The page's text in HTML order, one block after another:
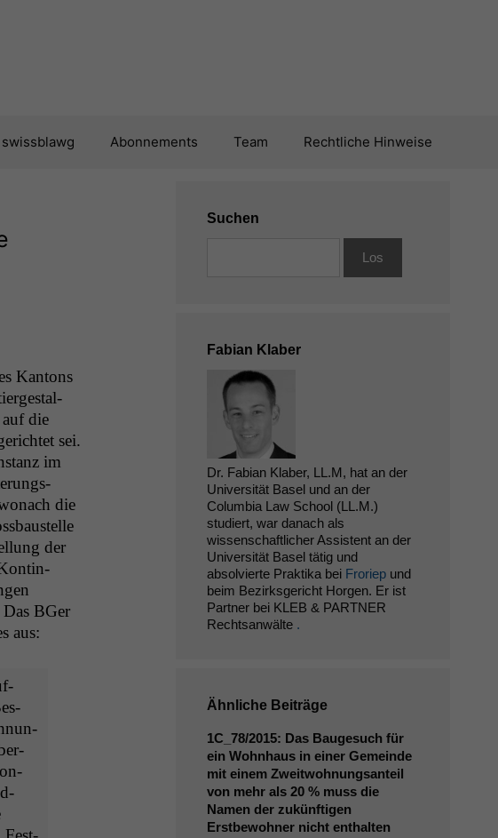
Abonnements Team Rechtliche Hinweise
Kan­tons
die
sei.
im
die
der
Kontin­
BGer
aus:
Suchen
Fabian Klaber
Dr. Fabian Klaber, LL.M, hat an der
Universität Basel und an der
Columbia Law School (LL.M.)
studiert, war danach als
wissenschaftlicher Assistent an der
Universität Basel tätig und
absolvierte Praktika bei Froriepund
beim Bezirksgericht Horgen. Er ist
Partner bei KLEB & PARTNER
Rechtsanwälte .
Ähnliche Beiträge
1C_78/2015: Das Baugesuch für
ein Wohnhaus in einer Gemeinde
mit einem Zweitwohnungsanteil
von mehr als 20 % muss die
Namen der zukünftigen
Erstbewohner nicht enthalten